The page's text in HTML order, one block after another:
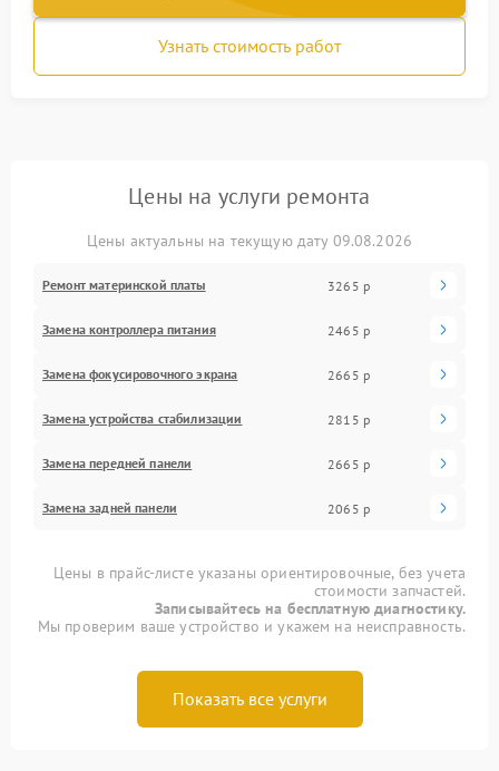
Узнать стоимость работ
Цены на услуги ремонта
Цены актуальны на текущую дату 09.08.2026
Ремонт материнской платы 3265 р
Замена контроллера питания 2465 р
Замена фокусировочного экрана 2665 р
Замена устройства стабилизации 2815 р
Замена передней панели 2665 р
Замена задней панели 2065 р
Цены в прайс-листе указаны ориентировочные, без учета
стоимости запчастей.
Записывайтесь на бесплатную диагностику.
Мы проверим ваше устройство и укажем на неисправность.
Показать все услуги